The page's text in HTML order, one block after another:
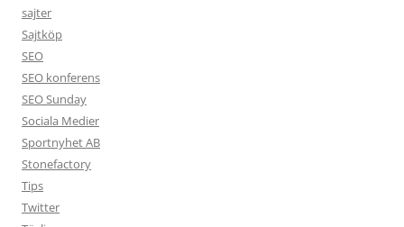
sajter
Sajtköp
SEO
SEO konferens
SEO Sunday
Sociala Medier
Sportnyhet AB
Stonefactory
Tips
Twitter